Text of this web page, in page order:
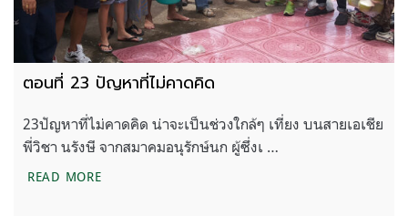
ตอนที่ 23 ปัญหาที่ไม่คาดคิด
23ปัญหาที่ไม่คาดคิด น่าจะเป็นช่วงใกล้ๆ เที่ยง บนสายเอเชีย
พี่วิชา นรังษี จากสมาคมอนุรักษ์นก ผู้ซึ่งเ …
READ MOREตอนที่ 23 ปัญหาที่ไม่คาดคิด